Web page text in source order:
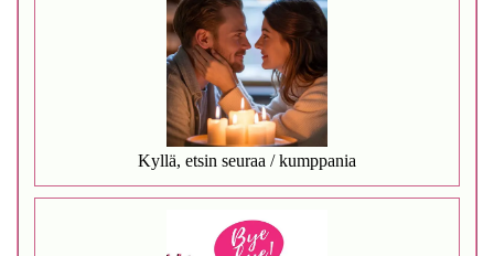
Kyllä, etsin seuraa / kumppania